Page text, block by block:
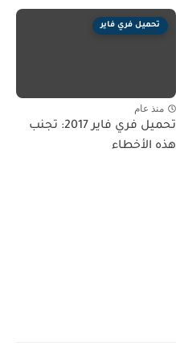
تحميل فري فاير
منذ عام
تحميل فري فاير 2017: تجنب
هذه الأخطاء